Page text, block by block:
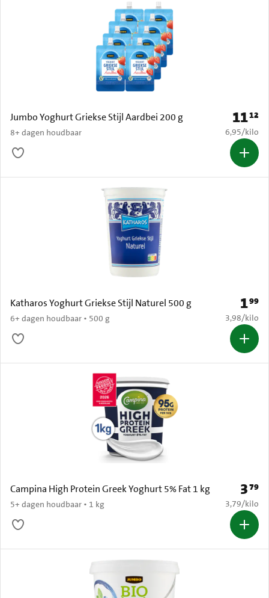
Jumbo Yoghurt Griekse Stijl Aardbei 200 g
8+ dagen houdbaar
Prijs: €
1112
€ 6,95 per
6,95/kilo
Katharos Yoghurt Griekse Stijl Naturel 500 g
6+ dagen houdbaar • 500 g
Prijs:
199
€ 3,98 per
3,98/kilo
Campina High Protein Greek Yoghurt 5% Fat 1 kg
5+ dagen houdbaar • 1 kg
Prijs:
379
€ 3,79 per
3,79/kilo